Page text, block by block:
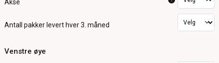
Akse
Antall pakker levert hver 3. måned
Venstre øye